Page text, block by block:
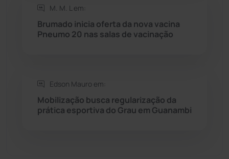
Sudoeste Baiano
Tanhaçu
M. M. L em:
Brumado inicia oferta da nova vacina
Pneumo 20 nas salas de vacinação
Edson Mauro em:
Mobilização busca regularização da
prática esportiva do Grau em Guanambi